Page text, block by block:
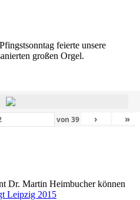
feierte unsere
großen Orgel.
von39 › »
Dr. Martin Heimbucher können
Leipzig 2015